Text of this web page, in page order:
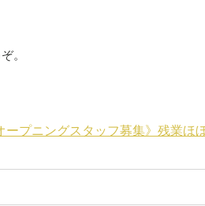
。
ープニングスタッフ募集》残業